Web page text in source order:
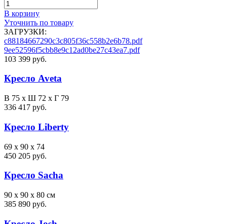
В корзину
Уточнить по товару
ЗАГРУЗКИ:
c88184667290c3c805f36c558b2e6b78.pdf
9ee52596f5cbb8e9c12ad0be27c43ea7.pdf
103 399 руб.
Кресло Aveta
В 75 х Ш 72 х Г 79
336 417 руб.
Кресло Liberty
69 x 90 x 74
450 205 руб.
Кресло Sacha
90 x 90 x 80 см
385 890 руб.